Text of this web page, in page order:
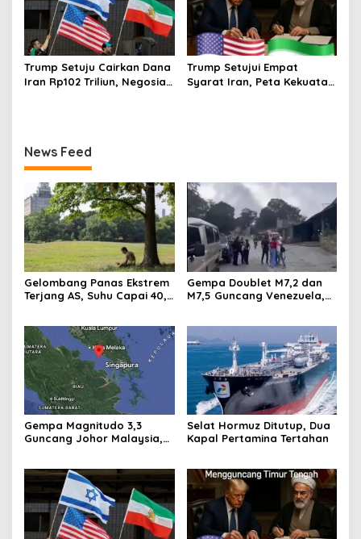
Trump Setuju Cairkan Dana
Iran Rp102 Triliun, Negosiasi
Trump Setujui Empat
Syarat Iran, Peta Kekuatan
News Feed
Gelombang Panas Ekstrem
Terjang AS, Suhu Capai 40,5
Gempa Doublet M7,2 dan
M7,5 Guncang Venezuela,
Gempa Magnitudo 3,3
Guncang Johor Malaysia,
Selat Hormuz Ditutup, Dua
Kapal Pertamina Tertahan